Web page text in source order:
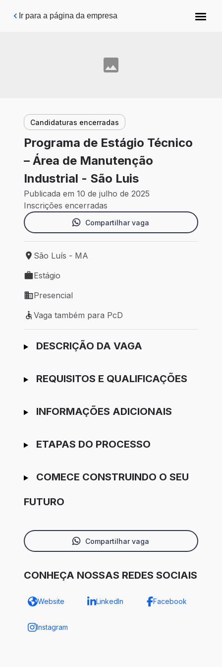
Pular para o conteúdo principal
Ir para a página da empresa
Candidaturas encerradas
Programa de Estágio Técnico
– Área de Manutenção
Industrial - São Luis
Publicada em 10 de julho de 2025
Inscrições encerradas
Compartilhar vaga
Local de trabalho: São Luís - MA
São Luís - MA
Tipo de vaga: Estágio
Estágio
Modelo de trabalho: Presencial
Presencial
Vaga também para PcD
Vaga também para PcD
Ir para candidatura
DESCRIÇÃO DA VAGA
REQUISITOS E QUALIFICAÇÕES
INFORMAÇÕES ADICIONAIS
ETAPAS DO PROCESSO
COMECE CONSTRUINDO O SEU
FUTURO
Compartilhar vaga
CONHEÇA NOSSAS REDES SOCIAIS
Website LinkedIn Facebook
Instagram